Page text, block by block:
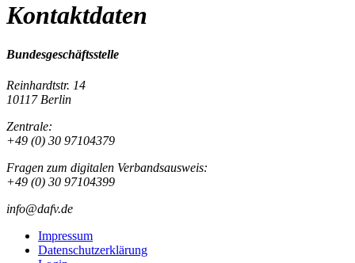
Kontaktdaten
Bundesgeschäftsstelle
Reinhardtstr. 14
10117 Berlin
Zentrale:
+49 (0) 30 97104379
Fragen zum digitalen Verbandsausweis:
+49 (0) 30 97104399
info@dafv.de
Impressum
Datenschutzerklärung